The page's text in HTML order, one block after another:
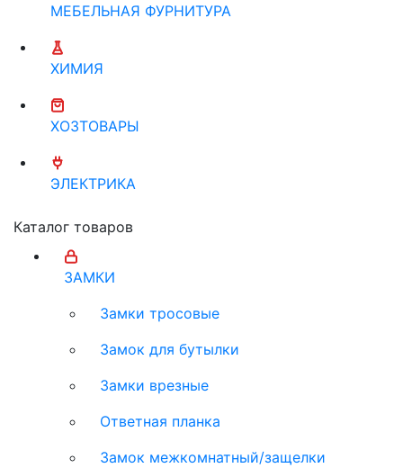
МЕБЕЛЬНАЯ ФУРНИТУРА
ХИМИЯ
ХОЗТОВАРЫ
ЭЛЕКТРИКА
Каталог товаров
ЗАМКИ
Замки тросовые
Замок для бутылки
Замки врезные
Ответная планка
Замок межкомнатный/защелки